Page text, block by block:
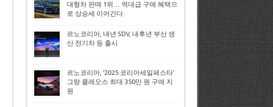
대형차 판매 1위… 역대급 구매 혜택으
로 상승세 이어간다
르노코리아, 내년 SDV, 내후년 부산 생
산 전기차 등 출시
르노코리아, ‘2025 코리아세일페스타’
그랑 콜레오스 최대 350만 원 구매 지
원